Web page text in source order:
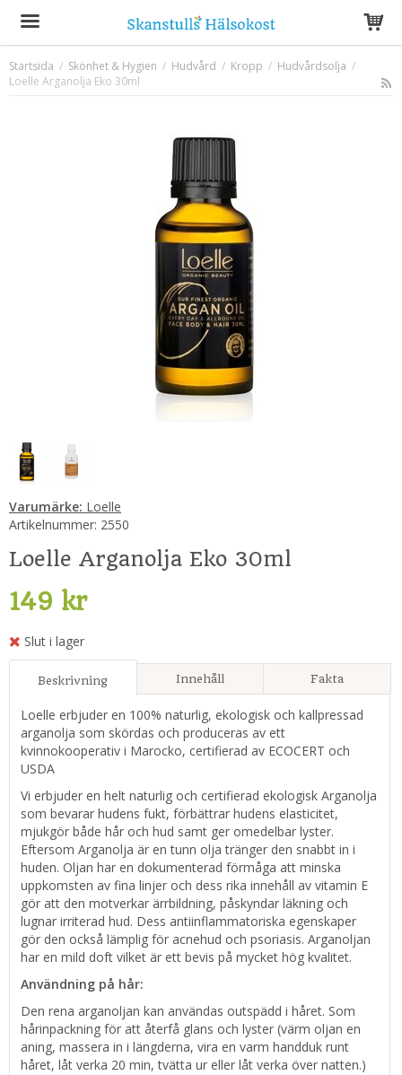
Produkten har blivit tillagd i varukorgen
Startsida / Skönhet & Hygien / Hudvård / Kropp / Hudvårdsolja /
Loelle Arganolja Eko 30ml
Varumärke: Loelle
Artikelnummer: 2550
Loelle Arganolja Eko 30ml
149 kr
Slut i lager
Beskrivning Innehåll Fakta
Loelle erbjuder en 100% naturlig, ekologisk och kallpressad
arganolja som skördas och produceras av ett
kvinnokooperativ i Marocko, certifierad av ECOCERT och
USDA
Vi erbjuder en helt naturlig och certifierad ekologisk Arganolja
som bevarar hudens fukt, förbättrar hudens elasticitet,
mjukgör både hår och hud samt ger omedelbar lyster.
Eftersom Arganolja är en tunn olja tränger den snabbt in i
huden. Oljan har en dokumenterad förmåga att minska
uppkomsten av fina linjer och dess rika innehåll av vitamin E
gör att den motverkar ärrbildning, påskyndar läkning och
lugnar irriterad hud. Dess antiinflammatoriska egenskaper
gör den också lämplig för acnehud och psoriasis. Arganoljan
har en mild doft vilket är ett bevis på mycket hög kvalitet.
Användning på hår:
Den rena arganoljan kan användas outspädd i håret. Som
hårinpackning för att återfå glans och lyster (värm oljan en
aning, massera in i längderna, vira en varm handduk runt
håret, låt verka 20 min, tvätta ur eller låt verka över natten.)